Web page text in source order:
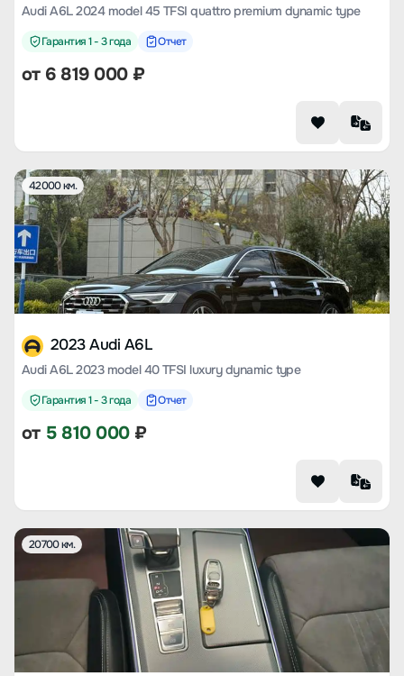
Audi A6L 2024 model 45 TFSI quattro premium dynamic type
Гарантия 1 - 3 года Отчет
от 6 819 000₽
42000 км.
2023 Audi A6L
Audi A6L 2023 model 40 TFSI luxury dynamic type
Гарантия 1 - 3 года Отчет
от 5 810 000₽
20700 км.